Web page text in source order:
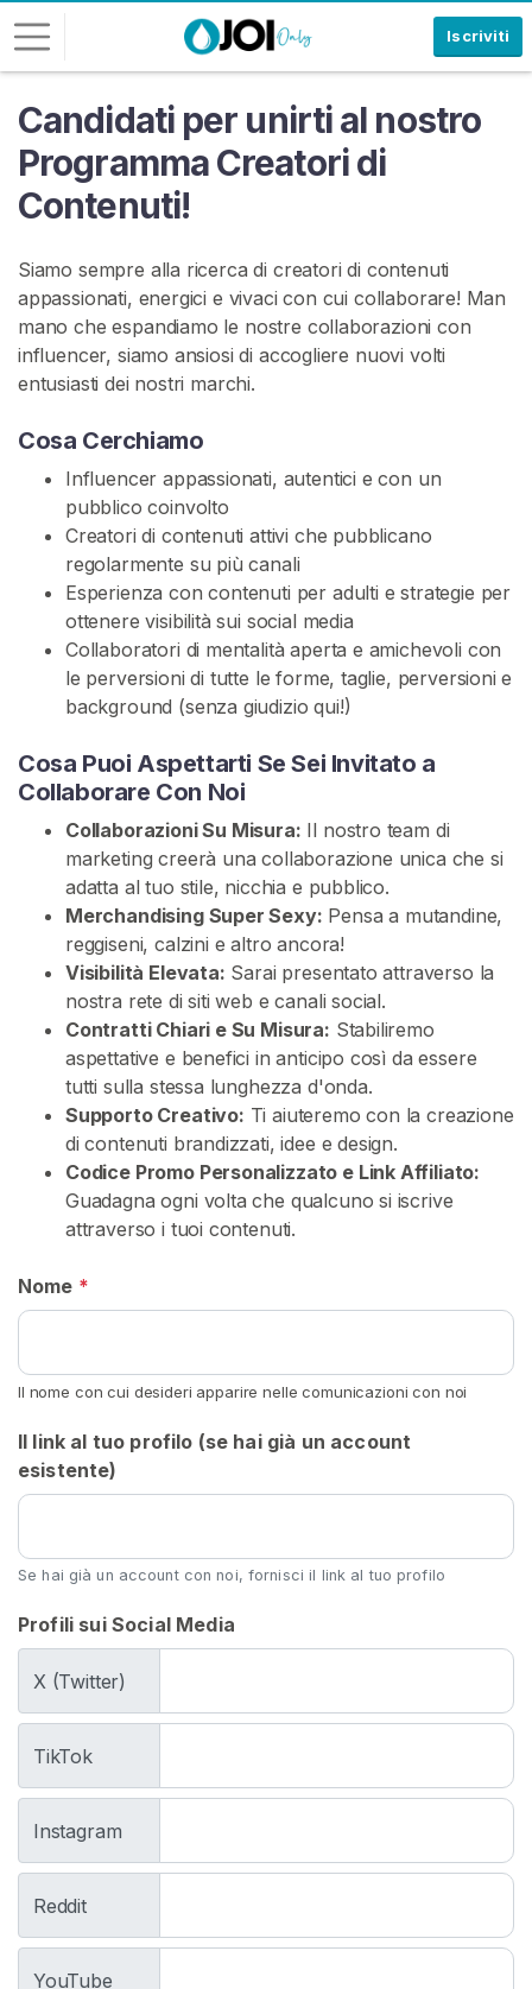
Iscriviti
Candidati per unirti al nostro
Programma Creatori di
Contenuti!
Siamo sempre alla ricerca di creatori di contenuti
appassionati, energici e vivaci con cui collaborare! Man
mano che espandiamo le nostre collaborazioni con
influencer, siamo ansiosi di accogliere nuovi volti
entusiasti dei nostri marchi.
Cosa Cerchiamo
Influencer appassionati, autentici e con un
pubblico coinvolto
Creatori di contenuti attivi che pubblicano
regolarmente su più canali
Esperienza con contenuti per adulti e strategie per
ottenere visibilità sui social media
Collaboratori di mentalità aperta e amichevoli con
le perversioni di tutte le forme, taglie, perversioni e
background (senza giudizio qui!)
Cosa Puoi Aspettarti Se Sei Invitato a
Collaborare Con Noi
Collaborazioni Su Misura: Il nostro team di
marketing creerà una collaborazione unica che si
adatta al tuo stile, nicchia e pubblico.
Merchandising Super Sexy: Pensa a mutandine,
reggiseni, calzini e altro ancora!
Visibilità Elevata: Sarai presentato attraverso la
nostra rete di siti web e canali social.
Contratti Chiari e Su Misura: Stabiliremo
aspettative e benefici in anticipo così da essere
tutti sulla stessa lunghezza d'onda.
Supporto Creativo: Ti aiuteremo con la creazione
di contenuti brandizzati, idee e design.
Codice Promo Personalizzato e Link Affiliato:
Guadagna ogni volta che qualcuno si iscrive
attraverso i tuoi contenuti.
Nome *
Il nome con cui desideri apparire nelle comunicazioni con noi
Il link al tuo profilo (se hai già un account
esistente)
Se hai già un account con noi, fornisci il link al tuo profilo
Profili sui Social Media
X (Twitter)
TikTok
Instagram
Reddit
YouTube
A
c
e
I
S
C
R
I
I
m
e
i
o
t
e
n
t
o
O
I
I
s
u
z
i
n
i